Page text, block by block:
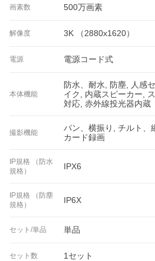
画素数 500万画素
解像度 3K （2880x1620）
電源 電源コード式
本体機能
防水、耐水, 防塵, 人感
イク, 内蔵スピーカー,
対応, 赤外線投光器内蔵
撮影機能
パン、横振り, チルト、
カード録画
IP規格 （防水
規格）
IPX6
IP規格 （防塵
規格）
IP6X
セット/単品 単品
セット数 1セット